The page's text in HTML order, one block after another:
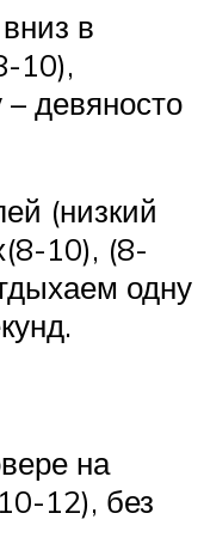
в
10),
девяносто
(низкий
10), (8-
одну
на
12), без